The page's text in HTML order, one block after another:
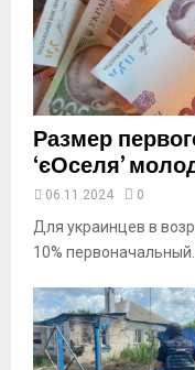
u
e
Размер
‘єОселя’
06.11.2024 0
Для украинцев в
10% первоначальный...